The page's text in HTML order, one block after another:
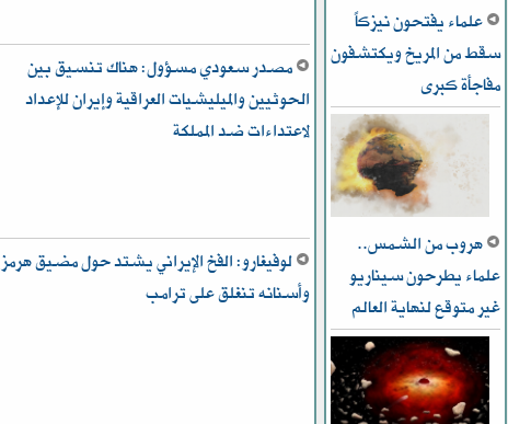
علماء يفتحون نيزكاً
سقط من المريخ ويكتشفون
مفاجأة كبرى
هروب من الشمس..
علماء يطرحون سيناريو
غير متوقع لنهاية العالم
مصدر سعودي مسؤول: هناك تنسيق بين
الحوثيين والميليشيات العراقية وإيران للإعداد
لاعتداءات ضد المملكة
لوفيغارو: الفخ الإيراني يشتد حول مضيق هرمز
وأسنانه تنغلق على ترامب